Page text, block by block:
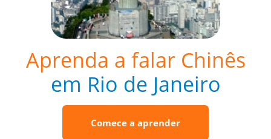
Aprenda a falar Chinês
em Rio de Janeiro
Comece a aprender